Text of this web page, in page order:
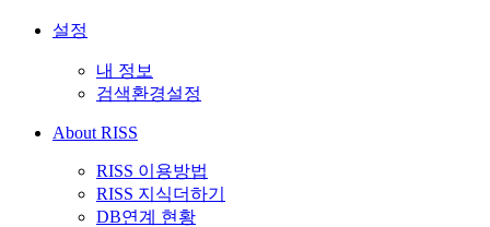
설정
내 정보
검색환경설정
About RISS
RISS 이용방법
RISS 지식더하기
DB연계 현황